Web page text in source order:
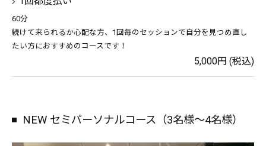
60分
続けて来られるか心配な方、1回毎のセッションで自分を見つめ直し
たい方におすすめのコースです！
5,000円 (税込)
NEW セミパーソナルコース（3名様〜4名様）